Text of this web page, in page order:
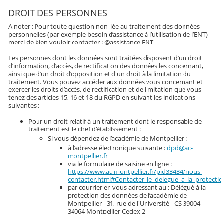
DROIT DES PERSONNES
A noter : Pour toute question non liée au traitement des données
personnelles (par exemple besoin d’assistance à l’utilisation de l’ENT)
merci de bien vouloir contacter : @assistance ENT
Les personnes dont les données sont traitées disposent d’un droit
d’information, d’accès, de rectification des données les concernant,
ainsi que d’un droit d’opposition et d'un droit à la limitation du
traitement. Vous pouvez accéder aux données vous concernant et
exercer les droits d’accès, de rectification et de limitation que vous
tenez des articles 15, 16 et 18 du RGPD en suivant les indications
suivantes :
Pour un droit relatif à un traitement dont le responsable de
traitement est le chef d’établissement :
Si vous dépendez de l’académie de Montpellier :
à l’adresse électronique suivante :dpd@ac-
montpellier.fr
via le formulaire de saisine en ligne :
https://www.ac-montpellier.fr/pid33434/nous-
par courrier en vous adressant au : Délégué à la
protection des données de l’académie de
Montpellier - 31, rue de l'Université - CS 39004 -
34064 Montpellier Cedex 2